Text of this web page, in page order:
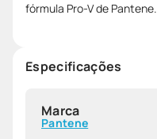
fórmula Pro-V de Pantene.
Especificações
Marca
Pantene